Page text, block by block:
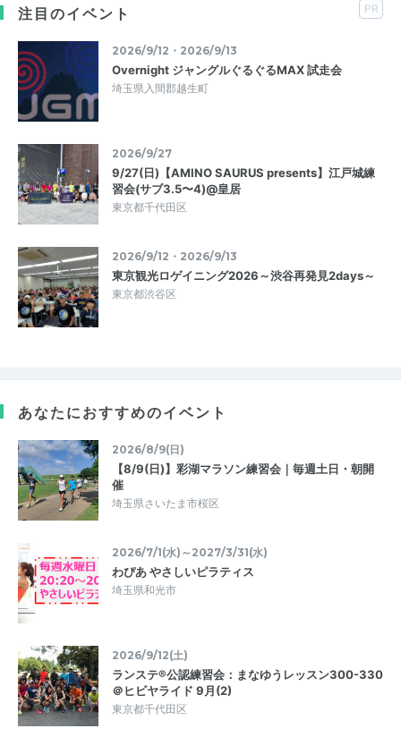
注目のイベント PR
2026/9/12・2026/9/13
Overnight ジャングルぐるぐるMAX 試走会
埼玉県入間郡越生町
2026/9/27
9/27(日)【AMINO SAURUS presents】江戸城練
習会(サブ3.5〜4)@皇居
東京都千代田区
2026/9/12・2026/9/13
東京観光ロゲイニング2026～渋谷再発見2days～
東京都渋谷区
あなたにおすすめのイベント
2026/8/9(日)
【8/9(日)】彩湖マラソン練習会｜毎週土日・朝開
催
埼玉県さいたま市桜区
2026/7/1(水)～2027/3/31(水)
わぴあ やさしいピラティス
埼玉県和光市
2026/9/12(土)
ランステ®公認練習会：まなゆうレッスン300-330
＠ヒビヤライド 9月(2)
東京都千代田区